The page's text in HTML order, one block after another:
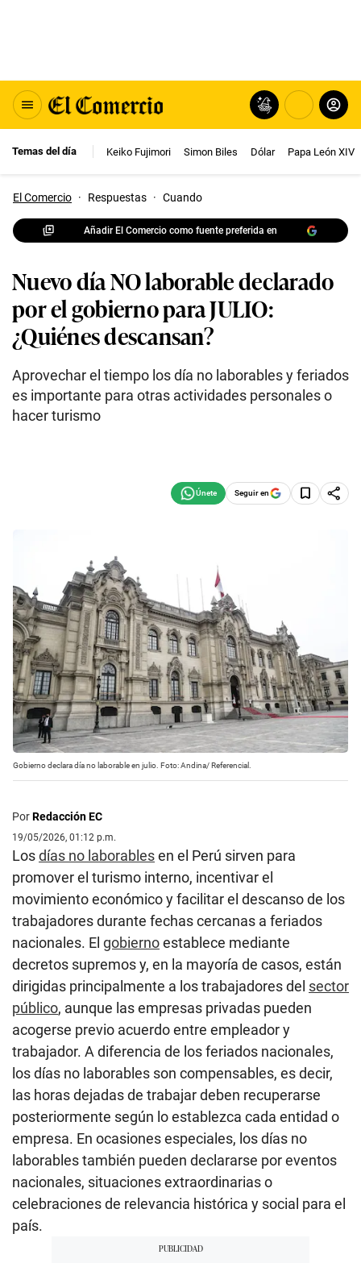
Temas del día Keiko Fujimori Simon Biles Dólar Papa León XIV
El Comercio · Respuestas · Cuando
Añadir El Comercio como fuente preferida en
Nuevo día NO laborable declarado
por el gobierno para JULIO:
¿Quiénes descansan?
Aprovechar el tiempo los día no laborables y feriados
es importante para otras actividades personales o
hacer turismo
Seguir en
Gobierno declara día no laborable en julio. Foto: Andina/ Referencial.
PorRedacción EC
19/05/2026, 01:12 p.m.
Losdías no laborablesen el Perú sirven para
promover el turismo interno, incentivar el
movimiento económico y facilitar el descanso de los
trabajadores durante fechas cercanas a feriados
nacionales. El gobiernoestablece mediante
decretos supremos y, en la mayoría de casos, están
dirigidas principalmente a los trabajadores del sector
público, aunque las empresas privadas pueden
acogerse previo acuerdo entre empleador y
trabajador. A diferencia de los feriados nacionales,
los días no laborables son compensables, es decir,
las horas dejadas de trabajar deben recuperarse
posteriormente según lo establezca cada entidad o
empresa. En ocasiones especiales, los días no
laborables también pueden declararse por eventos
nacionales, situaciones extraordinarias o
celebraciones de relevancia histórica y social para el
país.